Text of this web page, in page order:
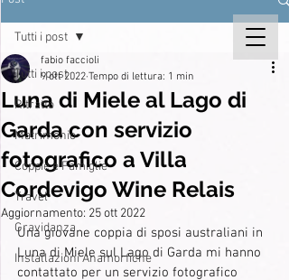
Tutti i post
Ritratto
Matrimonio
Coppie e Famiglie
Travel
Gravidanza
Installazioni Anamorfiche
Tutti i post
Luna di Miele al Lago di
Garda con servizio
fotografico a Villa
Cordevigo Wine Relais
fabio faccioli
9 ott 2022 Tempo di lettura: 1 min
Aggiornamento: 25 ott 2022
Una giovane coppia di sposi australiani in
Luna di Miele sul Lago di Garda mi hanno
contattato per un servizio fotografico